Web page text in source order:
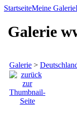
StartseiteMeine Galerie
Galerie
Galerie >